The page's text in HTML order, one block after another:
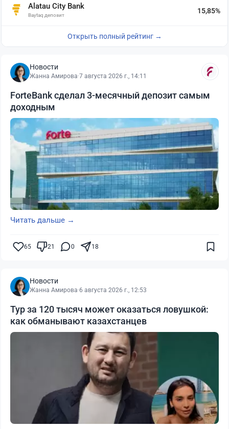
Alatau City Bank
Baytaq депозит
15,85%
Открыть полный рейтинг →
Новости
Жанна Амирова·7 августа 2026 г., 14:11
ForteBank сделал 3-месячный депозит самым
доходным
Читать дальше →
65 21 0 18
Новости
Жанна Амирова·6 августа 2026 г., 12:53
Тур за 120 тысяч может оказаться ловушкой:
как обманывают казахстанцев